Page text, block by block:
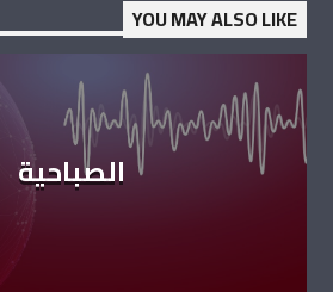
YOU MAY ALSO LIKE
الصباحية